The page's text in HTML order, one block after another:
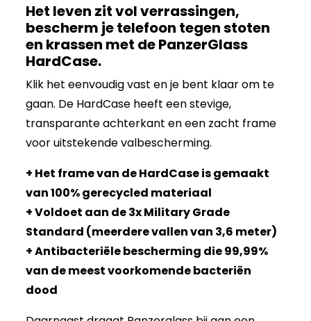
Het leven zit vol verrassingen,
bescherm je telefoon tegen stoten
en krassen met de PanzerGlass
HardCase.
Klik het eenvoudig vast en je bent klaar om te
gaan. De HardCase heeft een stevige,
transparante achterkant en een zacht frame
voor uitstekende valbescherming.
+ Het frame van de HardCase is gemaakt
van 100% gerecycled materiaal
+ Voldoet aan de 3x Military Grade
Standard (meerdere vallen van 3,6 meter)
+ Antibacteriële bescherming die 99,99%
van de meest voorkomende bacteriën
dood